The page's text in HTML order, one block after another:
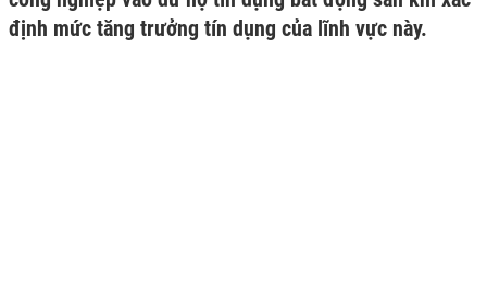
định mức tăng trưởng tín dụng của lĩnh vực này.